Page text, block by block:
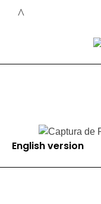
English version